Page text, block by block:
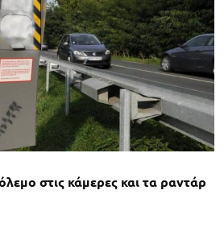
στις κάμερες και τα ραντάρ